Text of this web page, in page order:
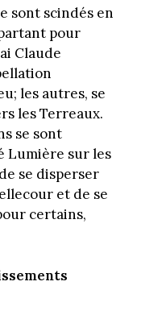
sont scindés en
pour
Claude
les autres, se
les Terreaux.
se sont
Lumière sur les
se disperser
et de se
certains,